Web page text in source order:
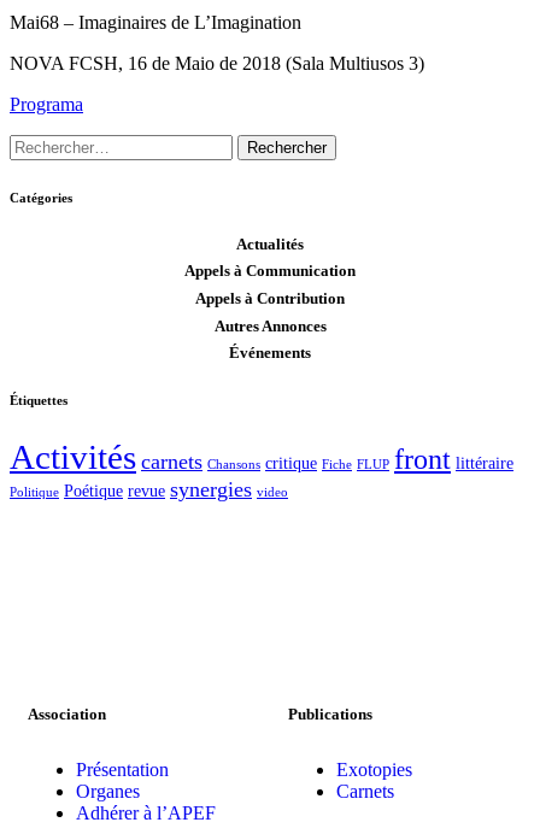
Mai68 – Imaginaires de L’Imagination
NOVA FCSH, 16 de Maio de 2018 (Sala Multiusos 3)
Programa
Catégories
Actualités
Appels à Communication
Appels à Contribution
Autres Annonces
Événements
Étiquettes
Activités carnets Chansons critique Fiche FLUP front littéraire
Politique Poétique revue synergies video
Association
Présentation
Organes
Adhérer à l’APEF
Publications
Exotopies
Carnets